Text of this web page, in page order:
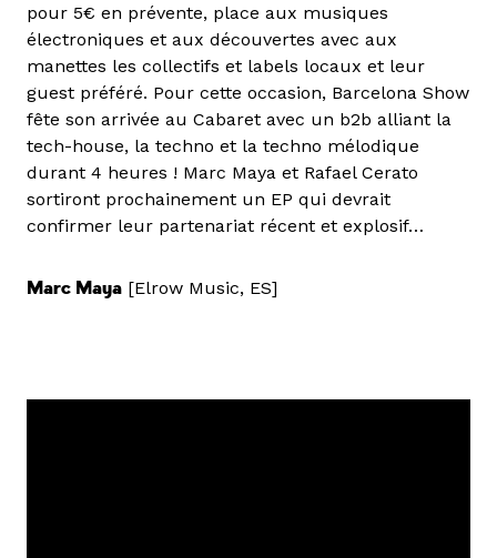
pour 5€ en prévente, place aux musiques
électroniques et aux découvertes avec aux
manettes les collectifs et labels locaux et leur
guest préféré. Pour cette occasion, Barcelona Show
fête son arrivée au Cabaret avec un b2b alliant la
tech-house, la techno et la techno mélodique
durant 4 heures ! Marc Maya et Rafael Cerato
sortiront prochainement un EP qui devrait
confirmer leur partenariat récent et explosif…
Marc Maya [Elrow Music, ES]